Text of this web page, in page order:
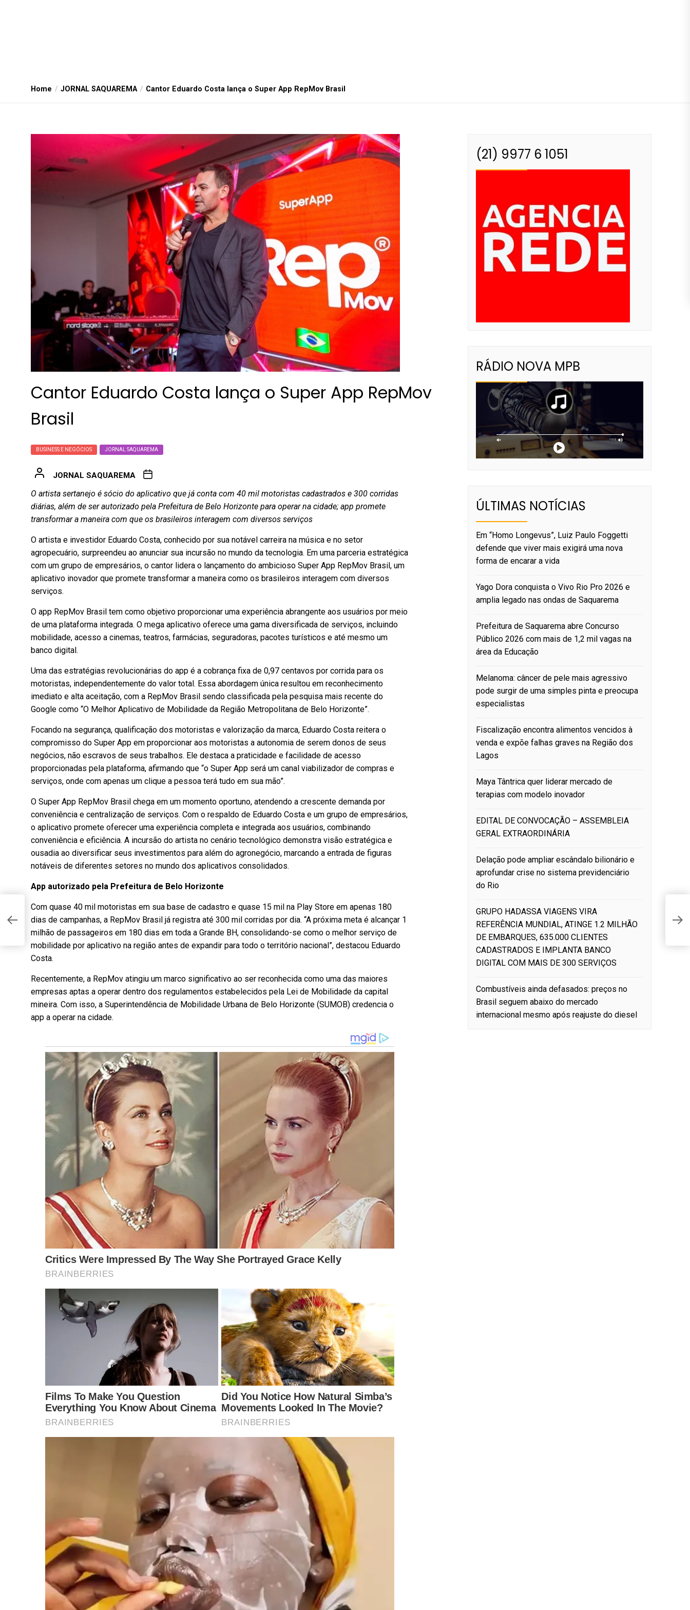
Home JORNAL SAQUAREMA Cantor Eduardo Costa lança o Super App RepMov Brasil
Cantor Eduardo Costa lança o Super App RepMov
Brasil
BUSINESS E NEGÓCIOS JORNAL SAQUAREMA
JORNAL SAQUAREMA
O artista sertanejo é sócio do aplicativo que já conta com 40 mil motoristas cadastrados e 300 corridas
diárias, além de ser autorizado pela Prefeitura de Belo Horizonte para operar na cidade; app promete
transformar a maneira com que os brasileiros interagem com diversos serviços
O artista e investidor Eduardo Costa, conhecido por sua notável carreira na música e no setor
agropecuário, surpreendeu ao anunciar sua incursão no mundo da tecnologia. Em uma parceria estratégica
com um grupo de empresários, o cantor lidera o lançamento do ambicioso Super App RepMov Brasil, um
aplicativo inovador que promete transformar a maneira como os brasileiros interagem com diversos
serviços.
O app RepMov Brasil tem como objetivo proporcionar uma experiência abrangente aos usuários por meio
de uma plataforma integrada. O mega aplicativo oferece uma gama diversificada de serviços, incluindo
mobilidade, acesso a cinemas, teatros, farmácias, seguradoras, pacotes turísticos e até mesmo um
banco digital.
Uma das estratégias revolucionárias do app é a cobrança fixa de 0,97 centavos por corrida para os
motoristas, independentemente do valor total. Essa abordagem única resultou em reconhecimento
imediato e alta aceitação, com a RepMov Brasil sendo classificada pela pesquisa mais recente do
Google como “O Melhor Aplicativo de Mobilidade da Região Metropolitana de Belo Horizonte”.
Focando na segurança, qualificação dos motoristas e valorização da marca, Eduardo Costa reitera o
compromisso do Super App em proporcionar aos motoristas a autonomia de serem donos de seus
negócios, não escravos de seus trabalhos. Ele destaca a praticidade e facilidade de acesso
proporcionadas pela plataforma, afirmando que “o Super App será um canal viabilizador de compras e
serviços, onde com apenas um clique a pessoa terá tudo em sua mão”.
O Super App RepMov Brasil chega em um momento oportuno, atendendo a crescente demanda por
conveniência e centralização de serviços. Com o respaldo de Eduardo Costa e um grupo de empresários,
o aplicativo promete oferecer uma experiência completa e integrada aos usuários, combinando
conveniência e eficiência. A incursão do artista no cenário tecnológico demonstra visão estratégica e
ousadia ao diversificar seus investimentos para além do agronegócio, marcando a entrada de figuras
notáveis de diferentes setores no mundo dos aplicativos consolidados.
App autorizado pela Prefeitura de Belo Horizonte
Com quase 40 mil motoristas em sua base de cadastro e quase 15 mil na Play Store em apenas 180
dias de campanhas, a RepMov Brasil já registra até 300 mil corridas por dia. “A próxima meta é alcançar 1
milhão de passageiros em 180 dias em toda a Grande BH, consolidando-se como o melhor serviço de
mobilidade por aplicativo na região antes de expandir para todo o território nacional”, destacou Eduardo
Costa.
Recentemente, a RepMov atingiu um marco significativo ao ser reconhecida como uma das maiores
empresas aptas a operar dentro dos regulamentos estabelecidos pela Lei de Mobilidade da capital
mineira. Com isso, a Superintendência de Mobilidade Urbana de Belo Horizonte (SUMOB) credencia o
app a operar na cidade.
(21) 9977 6 1051
RÁDIO NOVA MPB
ÚLTIMAS NOTÍCIAS
Em “Homo Longevus”, Luiz Paulo Foggetti
defende que viver mais exigirá uma nova
forma de encarar a vida
Yago Dora conquista o Vivo Rio Pro 2026 e
amplia legado nas ondas de Saquarema
Prefeitura de Saquarema abre Concurso
Público 2026 com mais de 1,2 mil vagas na
área da Educação
Melanoma: câncer de pele mais agressivo
pode surgir de uma simples pinta e preocupa
especialistas
Fiscalização encontra alimentos vencidos à
venda e expõe falhas graves na Região dos
Lagos
Maya Tântrica quer liderar mercado de
terapias com modelo inovador
EDITAL DE CONVOCAÇÃO – ASSEMBLEIA
GERAL EXTRAORDINÁRIA
Delação pode ampliar escândalo bilionário e
aprofundar crise no sistema previdenciário
do Rio
GRUPO HADASSA VIAGENS VIRA
REFERÊNCIA MUNDIAL, ATINGE 1.2 MILHÃO
DE EMBARQUES, 635.000 CLIENTES
CADASTRADOS E IMPLANTA BANCO
DIGITAL COM MAIS DE 300 SERVIÇOS
Combustíveis ainda defasados: preços no
Brasil seguem abaixo do mercado
internacional mesmo após reajuste do diesel